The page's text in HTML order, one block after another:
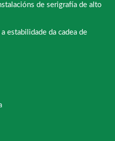
de serigrafía de alto
estabilidade da cadea de